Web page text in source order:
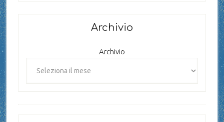
Archivio
Archivio